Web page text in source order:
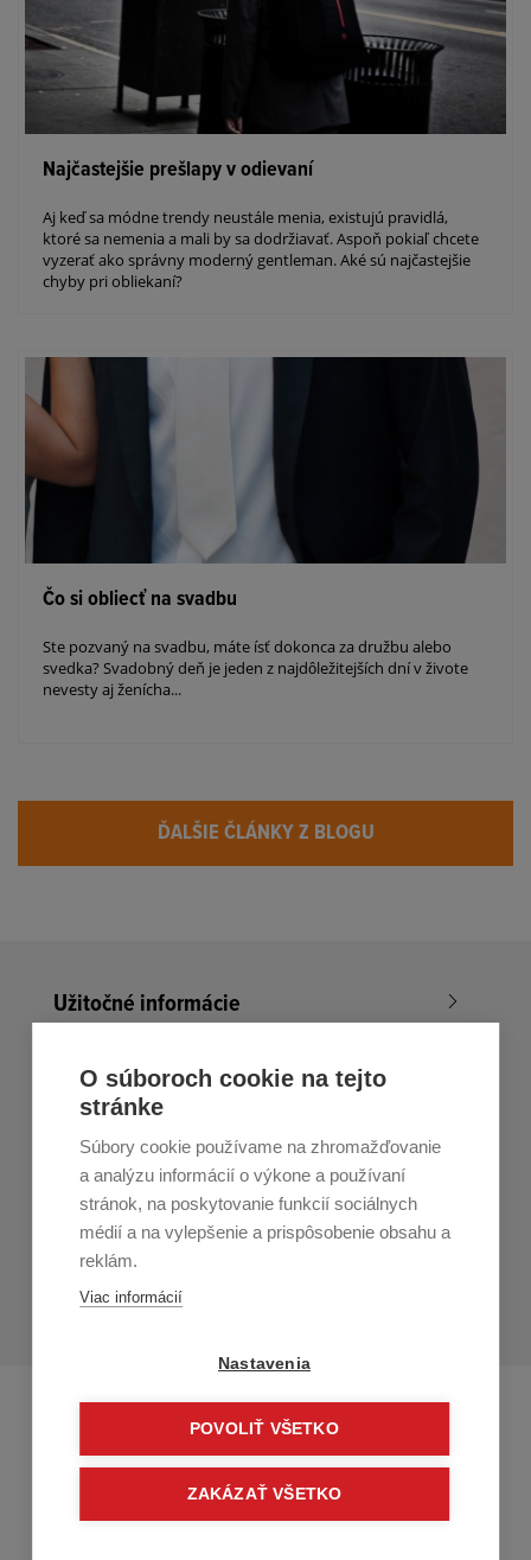
Najčastejšie prešlapy v odievaní
Aj keď sa módne trendy neustále menia, existujú pravidlá,
ktoré sa nemenia a mali by sa dodržiavať. Aspoň pokiaľ chcete
vyzerať ako správny moderný gentleman. Aké sú najčastejšie
chyby pri obliekaní?
Čo si obliecť na svadbu
Ste pozvaný na svadbu, máte ísť dokonca za družbu alebo
svedka? Svadobný deň je jeden z najdôležitejších dní v živote
nevesty aj ženícha...
ĎALŠIE ČLÁNKY Z BLOGU
Užitočné informácie
Nákup v All4Men.sk
Zákaznícky servis
Prihláste sa k odberu noviniek
Prihlásiť
osoby staršie ako 16 rokov!
O súboroch cookie na tejto
stránke
Súbory cookie používame na zhromažďovanie
a analýzu informácií o výkone a používaní
stránok, na poskytovanie funkcií sociálnych
médií a na vylepšenie a prispôsobenie obsahu a
reklám.
Viac informácií
Nastavenia
POVOLIŤ VŠETKO
ZAKÁZAŤ VŠETKO